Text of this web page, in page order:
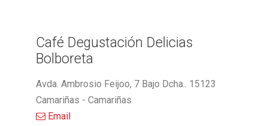
Café Degustación Delicias
Bolboreta
Avda. Ambrosio Feijoo, 7 Bajo Dcha.. 15123
Camariñas - Camariñas
Email